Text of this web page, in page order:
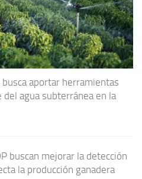
aportar herramientas
agua subterránea en la
buscan mejorar la detección
la producción ganadera